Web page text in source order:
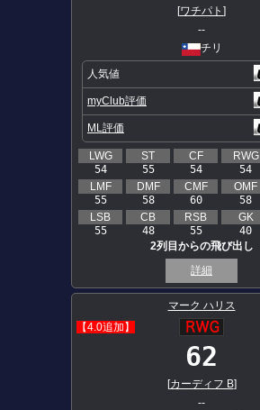
[ワチパト ]
--
チリ
人気値
myClub評価
ML評価
LWG
54
ST
55
CF
54
RWG
54
LMF
55
DMF
58
CMF
60
OMF
58
LSB
55
CB
48
RSB
55
GK
40
2列目からの飛び出し
詳細
マーク ハリス
【4.0追加】
62
[カーディフ B]
--